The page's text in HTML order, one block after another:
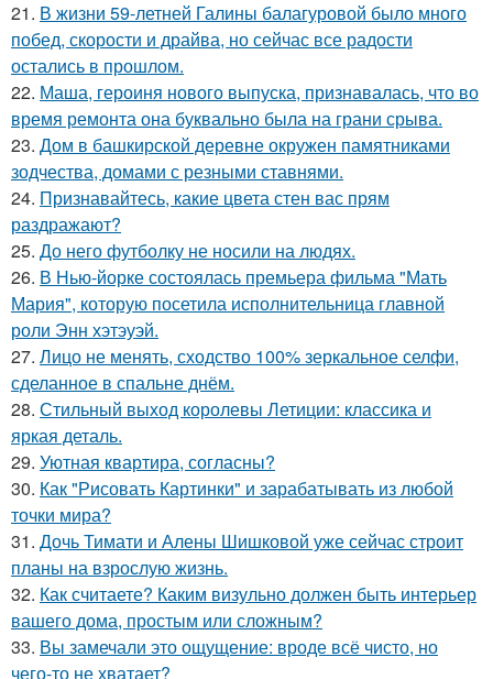
21. В жизни 59-летней Галины балагуровой было много
побед, скорости и драйва, но сейчас все радости
остались в прошлом.
22. Маша, героиня нового выпуска, признавалась, что во
время ремонта она буквально была на грани срыва.
23. Дом в башкирской деревне окружен памятниками
зодчества, домами с резными ставнями.
24. Признавайтесь, какие цвета стен вас прям
раздражают?
25. До него футболку не носили на людях.
26. В Нью-йорке состоялась премьера фильма "Мать
Мария", которую посетила исполнительница главной
роли Энн хэтэуэй.
27. Лицо не менять, сходство 100% зеркальное селфи,
сделанное в спальне днём.
28. Стильный выход королевы Летиции: классика и
яркая деталь.
29. Уютная квартира, согласны?
30. Как "Рисовать Картинки" и зарабатывать из любой
точки мира?
31. Дочь Тимати и Алены Шишковой уже сейчас строит
планы на взрослую жизнь.
32. Как считаете? Каким визульно должен быть интерьер
вашего дома, простым или сложным?
33. Вы замечали это ощущение: вроде всё чисто, но
чего-то не хватает?